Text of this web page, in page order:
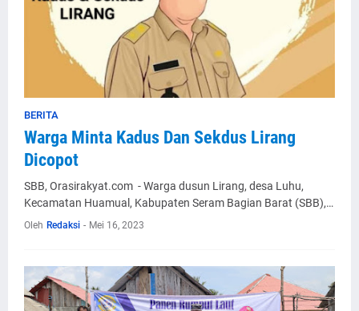
BERITA
Warga Minta Kadus Dan Sekdus Lirang
Dicopot
SBB, Orasirakyat.com - Warga dusun Lirang, desa Luhu,
Kecamatan Huamual, Kabupaten Seram Bagian Barat (SBB),…
Oleh Redaksi - Mei 16, 2023